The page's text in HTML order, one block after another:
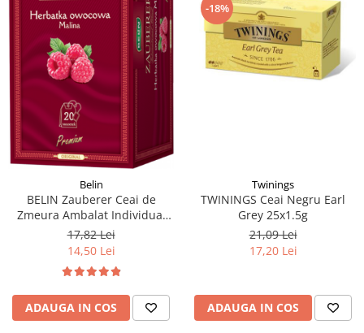
Belin
BELIN Zauberer Ceai de
Zmeura Ambalat Individual
20x2.25g
17,82 Lei
14,50 Lei
ADAUGA IN COS
-18%
Twinings
TWININGS Ceai Negru Earl
Grey 25x1.5g
21,09 Lei
17,20 Lei
ADAUGA IN COS